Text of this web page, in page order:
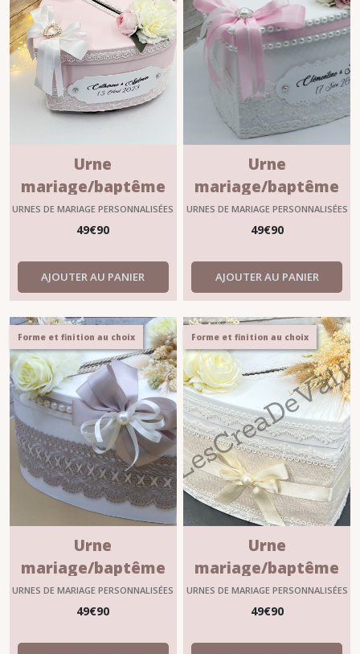
Urne
mariage/baptême
en blanc et rose
personnalisable
URNES DE MARIAGE PERSONNALISÉES
49€90
AJOUTER AU PANIER
Urne
mariage/baptême
en blanc et rose
personnalisable
URNES DE MARIAGE PERSONNALISÉES
49€90
AJOUTER AU PANIER
Forme et finition au choix
Urne
mariage/baptême
personnalisable
?"FANTINE"
URNES DE MARIAGE PERSONNALISÉES
49€90
Forme et finition au choix
Urne
mariage/baptême
personnalisable
?"LINA"
URNES DE MARIAGE PERSONNALISÉES
49€90